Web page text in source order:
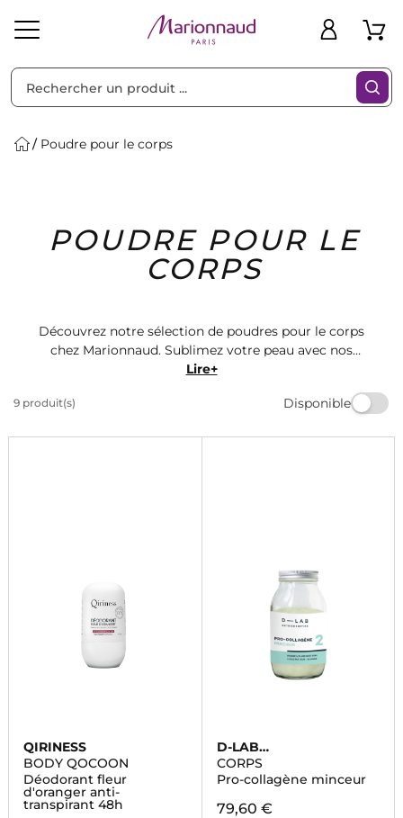
Solaire Homme Marques Idées
Cadeaux
Bons
Plans
Poudre pour le corps
POUDRE POUR LE
CORPS
Découvrez notre sélection de poudres pour le corps
chez Marionnaud. Sublimez votre peau avec nos
produits de haute qualité, disponibles dans une variété
sensorielle unique et laissez-vous séduire par nos
Lire+
9 produit(s) Disponible
Filtres
QIRINESS
BODY QOCOON
Déodorant fleur
d'oranger anti-
transpirant 48h
D-LAB
NUTRICOSMETICS
CORPS
Pro-collagène minceur
79,60 €